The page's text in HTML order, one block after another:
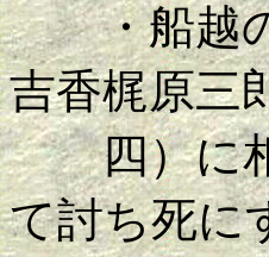
・船越の
吉香梶原三
四）に相
て討ち死に